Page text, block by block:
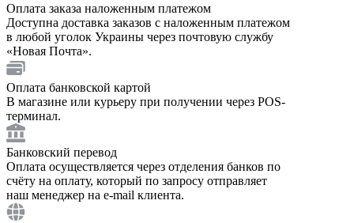
Оплата заказа наложенным платежом
Доступна доставка заказов с наложенным платежом
в любой уголок Украины через почтовую службу
«Новая Почта».
Оплата банковской картой
В магазине или курьеру при получении через POS-
терминал.
Банковский перевод
Оплата осуществляется через отделения банков по
счёту на оплату, который по запросу отправляет
наш менеджер на e-mail клиента.